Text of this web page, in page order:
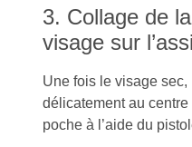
3. Collage de
visage sur
Une fois le visage
délicatement au
poche à l’aide du